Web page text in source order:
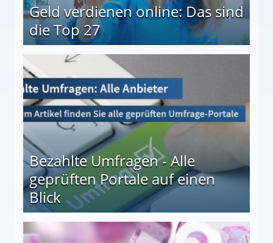
Geld verdienen online: Das sind
die Top 27
Bezahlte Umfragen - Alle
geprüften Portale auf einen
Blick
auf einen Blick